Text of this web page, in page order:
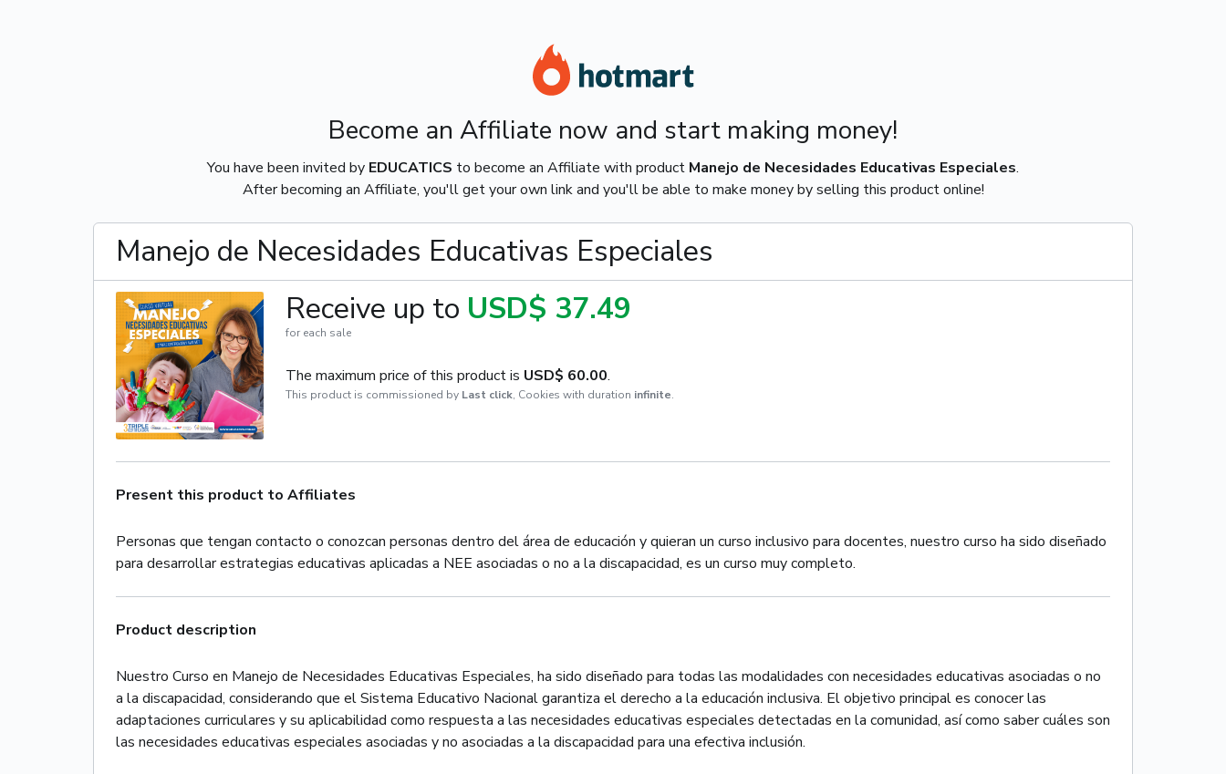
Become an Affiliate now and start making money!
You have been invited by EDUCATICS to become an Affiliate with product Manejo de Necesidades Educativas Especiales.
After becoming an Affiliate, you'll get your own link and you'll be able to make money by selling this product online!
Manejo de Necesidades Educativas Especiales
Receive up to USD$ 37.49
for each sale
The maximum price of this product is USD$ 60.00.
This product is commissioned by Last click, Cookies with duration infinite.
Present this product to Affiliates
Personas que tengan contacto o conozcan personas dentro del área de educación y quieran un curso inclusivo para docentes, nuestro curso ha sido diseñado
para desarrollar estrategias educativas aplicadas a NEE asociadas o no a la discapacidad, es un curso muy completo.
Product description
Nuestro Curso en Manejo de Necesidades Educativas Especiales, ha sido diseñado para todas las modalidades con necesidades educativas asociadas o no
a la discapacidad, considerando que el Sistema Educativo Nacional garantiza el derecho a la educación inclusiva. El objetivo principal es conocer las
adaptaciones curriculares y su aplicabilidad como respuesta a las necesidades educativas especiales detectadas en la comunidad, así como saber cuáles son
las necesidades educativas especiales asociadas y no asociadas a la discapacidad para una efectiva inclusión.